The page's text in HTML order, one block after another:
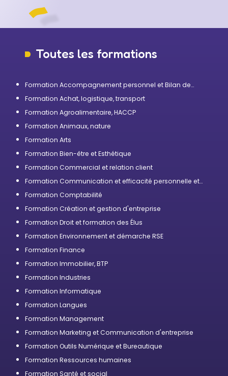
Toutes les formations
Formation Accompagnement personnel et Bilan de
Formation Achat, logistique, transport
Formation Agroalimentaire, HACCP
Formation Animaux, nature
Formation Arts
Formation Bien-être et Esthétique
Formation Commercial et relation client
Formation Communication et efficacité personnelle et
Formation Comptabilité
Formation Création et gestion d'entreprise
Formation Droit et formation des Élus
Formation Environnement et démarche RSE
Formation Finance
Formation Immobilier, BTP
Formation Industries
Formation Informatique
Formation Langues
Formation Management
Formation Marketing et Communication d'entreprise
Formation Outils Numérique et Bureautique
Formation Ressources humaines
Formation Santé et social